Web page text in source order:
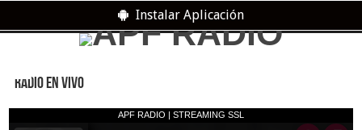
Instalar Aplicación
RADIO EN VIVO